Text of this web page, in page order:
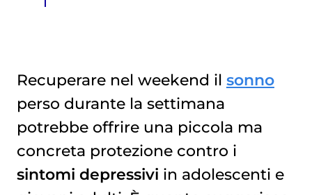
Recuperare nel weekend il sonno
perso durante la settimana
potrebbe offrire una piccola ma
concreta protezione contro i
sintomi depressivi in adolescenti e